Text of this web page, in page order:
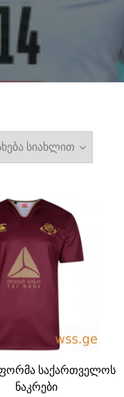
საქართველოს
ნაკრები